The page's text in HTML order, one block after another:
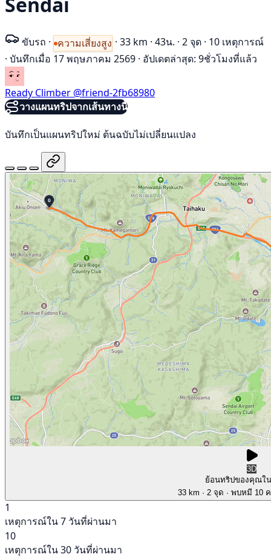
ขับรถ · ความเสี่ยงสูง · 33 km · 43น. · 2 จุด · 10 เหตุการณ์
· บันทึกเมื่อ 17 พฤษภาคม 2569 · อัปเดตล่าสุด: 9ชั่วโมงที่แล้ว
Ready Climber @friend-2fb68980
วางแผนทริปจากเส้นทางนี้
บันทึกเป็นแผนทริปใหม่ ต้นฉบับไม่เปลี่ยนแปลง
3D
ย้อนทริปของคุณใ
33 km · 2 จุด · พบหมี 10
1
เหตุการณ์ใน 7 วันที่ผ่านมา
10
เหตุการณ์ใน 30 วันที่ผ่านมา